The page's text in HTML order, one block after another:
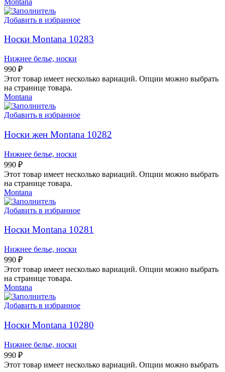
Добавить в избранное
Носки Montana 10283
Нижнее белье, носки
990 ₽
Этот товар имеет несколько вариаций. Опции можно выбрать
на странице товара.
Montana
Добавить в избранное
Носки жен Montana 10282
Нижнее белье, носки
990 ₽
Этот товар имеет несколько вариаций. Опции можно выбрать
на странице товара.
Montana
Добавить в избранное
Носки Montana 10281
Нижнее белье, носки
990 ₽
Этот товар имеет несколько вариаций. Опции можно выбрать
на странице товара.
Montana
Добавить в избранное
Носки Montana 10280
Нижнее белье, носки
990 ₽
Этот товар имеет несколько вариаций. Опции можно выбрать